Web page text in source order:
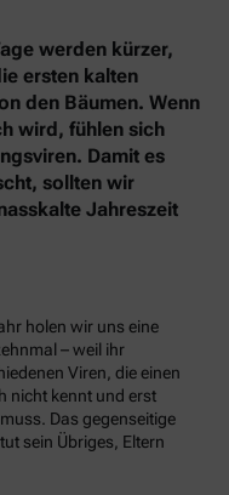
werden kürzer,
ersten kalten
den Bäumen. Wenn
wird, fühlen sich
Damit es
sollten wir
Jahreszeit
holen wir uns eine
– weil ihr
Viren, die einen
nicht kennt und erst
Das gegenseitige
sein Übriges, Eltern